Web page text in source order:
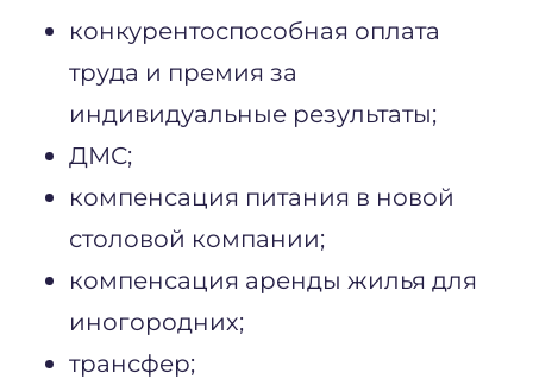
конкурентоспособная оплата
труда и премия за
индивидуальные результаты;
ДМС;
компенсация питания в новой
столовой компании;
компенсация аренды жилья для
иногородних;
трансфер;